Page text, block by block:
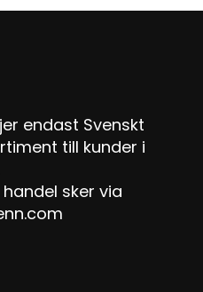
endast Svenskt
till kunder i
sker via